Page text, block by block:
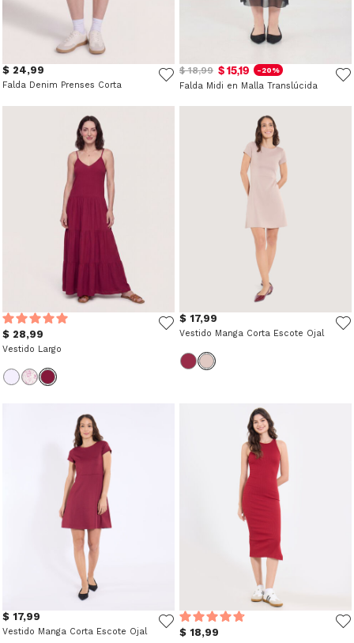
$ 24,99
Falda Denim Prenses Corta
$ 18,99 $ 15,19 -20%
Falda Midi en Malla Translúcida
$ 28,99
Vestido Largo
$ 17,99
Vestido Manga Corta Escote Ojal
$ 17,99
Vestido Manga Corta Escote Ojal $ 18,99